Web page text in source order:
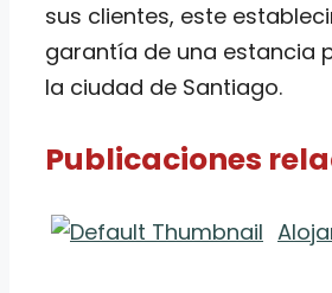
sus clientes, este
garantía de una estancia
la ciudad de Santiago.
Publicaciones